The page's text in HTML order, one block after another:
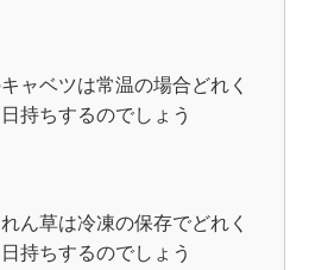
ャベツは常温の場合どれく
持ちするのでしょう
ん草は冷凍の保存でどれく
持ちするのでしょう